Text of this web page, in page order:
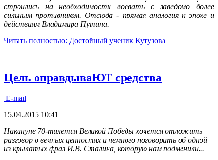
строились на необходимости воевать с заведомо более
сильным противником. Отсюда - прямая аналогия к эпохе и
действиям Владимира Путина.
Читать полностью: Достойный ученик Кутузова
Цель оправдываЮТ средства
E-mail
15.04.2015 10:41
Накануне 70-тилетия Великой Победы хочется отложить
разговор о вечных ценностях и немного поговорить об одной
из крылатых фраз И.В. Сталина, которую нам подменили...